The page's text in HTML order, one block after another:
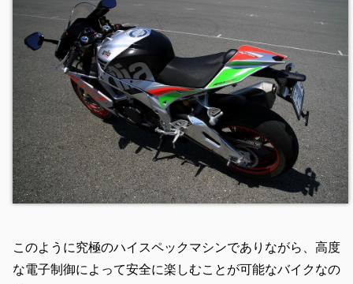
このように究極のハイスペックマシンでありながら、高度
な電子制御によって安全に楽しむことが可能なバイクなの